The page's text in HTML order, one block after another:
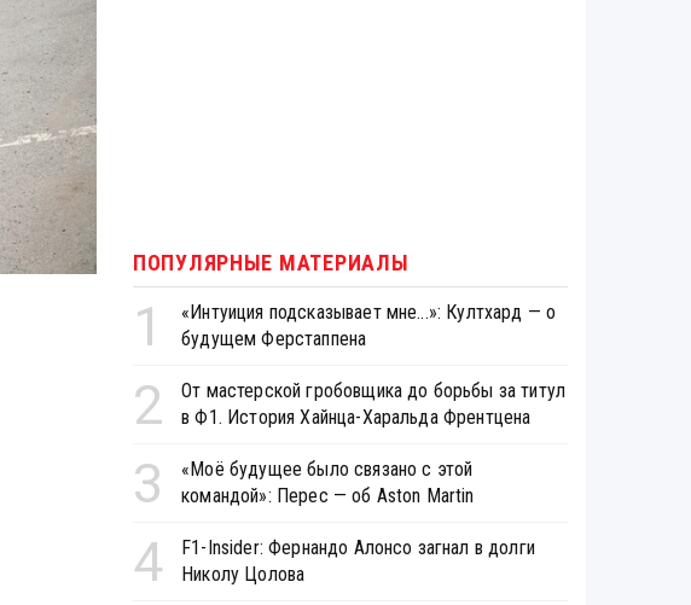
ПОПУЛЯРНЫЕ МАТЕРИАЛЫ
1
«Интуиция подсказывает мне...»: Култхард — о
будущем Ферстаппена
2
От мастерской гробовщика до борьбы за титул
в Ф1. История Хайнца-Харальда Френтцена
3
«Моё будущее было связано с этой
командой»: Перес — об Aston Martin
4
F1-Insider: Фернандо Алонсо загнал в долги
Николу Цолова